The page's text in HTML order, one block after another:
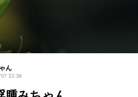
ん
22:36